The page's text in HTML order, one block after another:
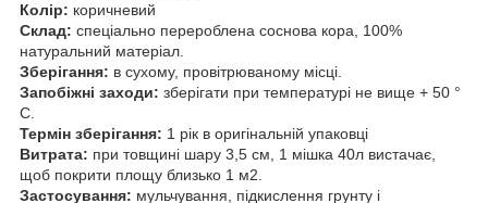
Колір: коричневий
Склад: спеціально перероблена соснова кора, 100%
натуральний матеріал.
Зберігання: в сухому, провітрюваному місці.
Запобіжні заходи: зберігати при температурі не вище + 50 °
С.
Термін зберігання: 1 рік в оригінальній упаковці
Витрата: при товщині шару 3,5 см, 1 мішка 40л вистачає,
щоб покрити площу близько 1 м2.
Застосування: мульчування, підкислення грунту і